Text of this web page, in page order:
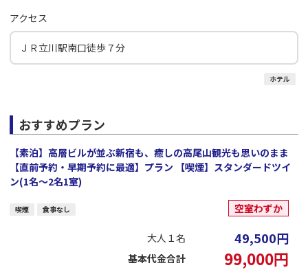
アクセス
ＪＲ立川駅南口徒歩７分
ホテル
おすすめプラン
【素泊】高層ビルが並ぶ新宿も、癒しの高尾山観光も思いのまま
【直前予約・早期予約に最適】プラン 【喫煙】スタンダードツイ
ン(1名～2名1室)
喫煙 食事なし 空室わずか
大人１名 49,500円
基本代金合計 99,000円